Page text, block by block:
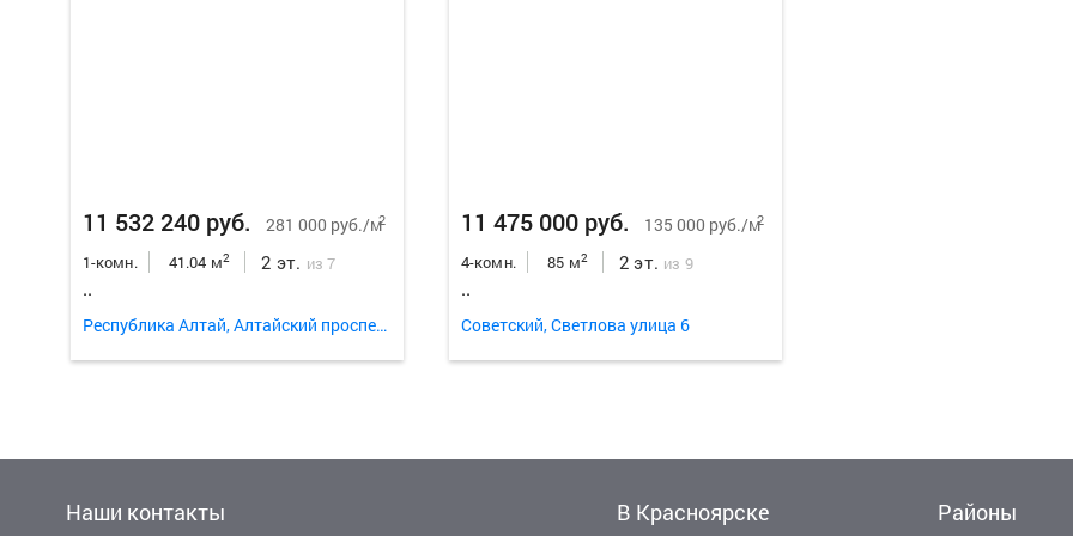
11 532 240 руб. 281 000 руб./м2
1-комн. 41.04 м2 2 эт. из 7
..
Республика Алтай, Алтайский проспект 7
11 475 000 руб. 135 000 руб./м2
4-комн. 85 м2 2 эт. из 9
..
Советский, Светлова улица 6
Наши контакты В Красноярске Районы